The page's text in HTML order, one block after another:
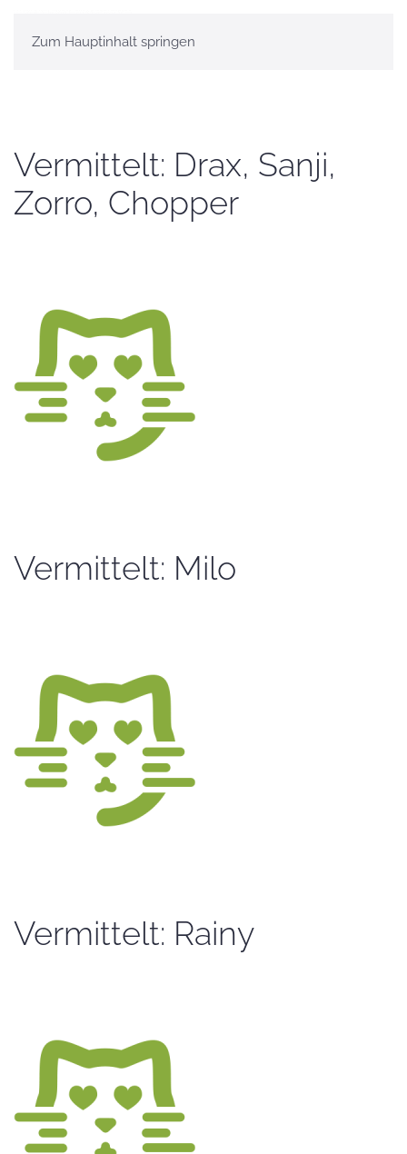
Zum Hauptinhalt springen
Vermittelt: Drax, Sanji,
Zorro, Chopper
Vermittelt: Milo
Vermittelt: Rainy